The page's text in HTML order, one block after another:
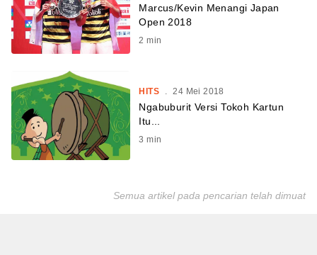
Marcus/Kevin Menangi Japan
Open 2018
2 min
HITS . 24 Mei 2018
Ngabuburit Versi Tokoh Kartun
Itu...
3 min
Semua artikel pada pencarian telah dimuat